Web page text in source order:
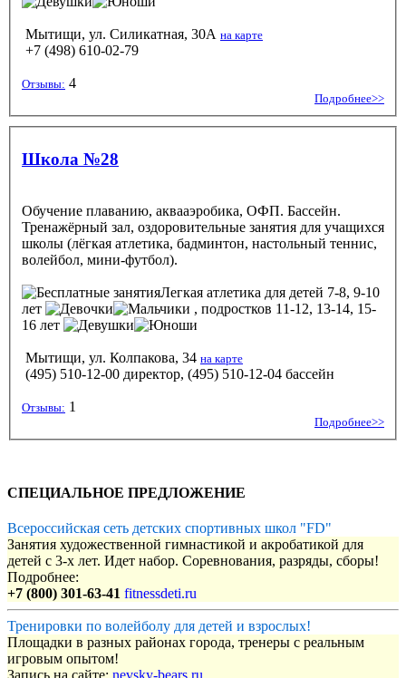
Мытищи, ул. Силикатная, 30А на карте
+7 (498) 610-02-79
Отзывы: 4
Подробнее>>
Школа №28
Обучение плаванию, аквааэробика, ОФП. Бассейн.
Тренажёрный зал, оздоровительные занятия для учащихся
школы (лёгкая атлетика, бадминтон, настольный теннис,
волейбол, мини-футбол).
Легкая атлетика для детей 7-8, 9-10
лет
, подростков 11-12, 13-14, 15-
16 лет
Мытищи, ул. Колпакова, 34 на карте
(495) 510-12-00 директор, (495) 510-12-04 бассейн
Отзывы: 1
Подробнее>>
СПЕЦИАЛЬНОЕ ПРЕДЛОЖЕНИЕ
Всероссийская сеть детских спортивных школ "FD"
Занятия художественной гимнастикой и акробатикой для
детей с 3-х лет. Идет набор. Соревнования, разряды, сборы!
Подробнее:
+7 (800) 301-63-41 fitnessdeti.ru
Тренировки по волейболу для детей и взрослых!
Площадки в разных районах города, тренеры с реальным
игровым опытом!
Запись на сайте: nevsky-bears.ru